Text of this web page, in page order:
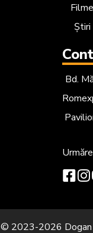
Filme
Știri
Bd.
© 2023-2026 Dogan